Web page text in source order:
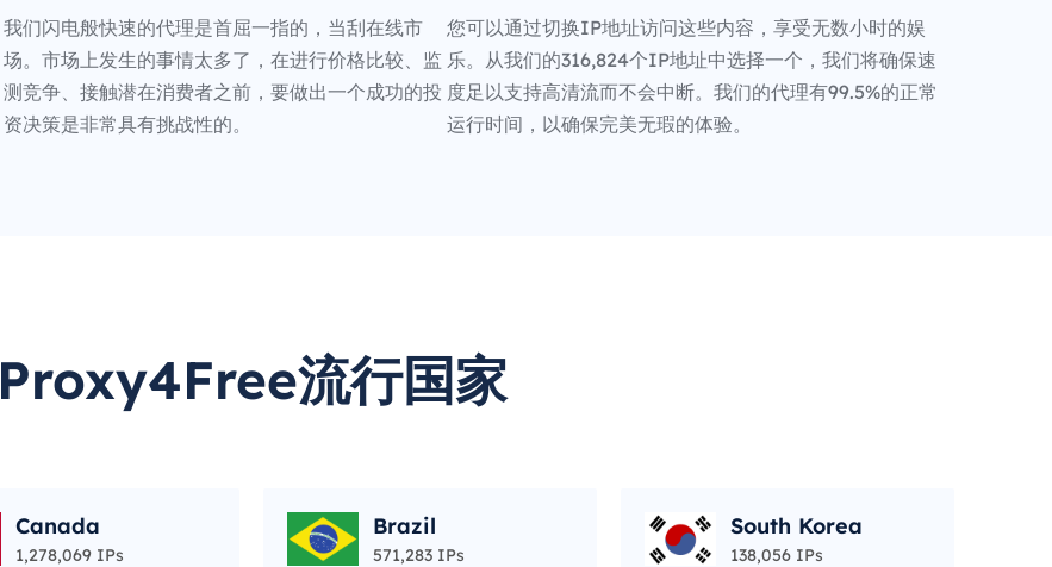
我们闪电般快速的代理是首屈一指的，当刮在线市
场。市场上发生的事情太多了，在进行价格比较、监
测竞争、接触潜在消费者之前，要做出一个成功的投
资决策是非常具有挑战性的。
您可以通过切换IP地址访问这些内容，享受无数小时的娱
乐。从我们的316,824个IP地址中选择一个，我们将确保速
度足以支持高清流而不会中断。我们的代理有99.5%的正常
运行时间，以确保完美无瑕的体验。
Proxy4Free流行国家
Canada
1,278,069 IPs
Brazil
571,283 IPs
South Korea
138,056 IPs